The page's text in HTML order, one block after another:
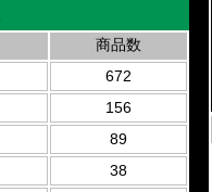
商品数
672
156
89
38